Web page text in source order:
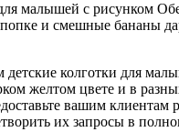
малышей с рисунком
попке и смешные бананы
детские колготки для
желтом цвете и в
вашим клиентам
их запросы в